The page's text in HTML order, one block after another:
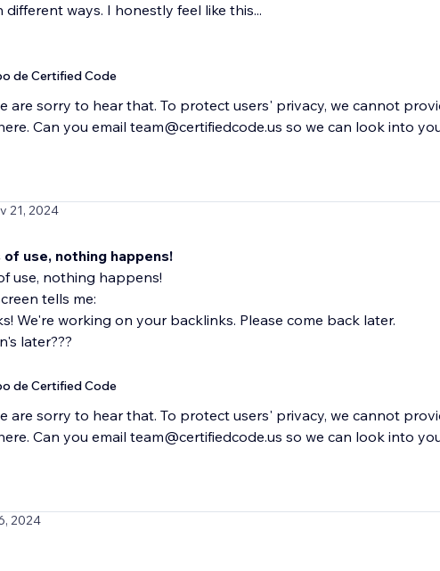
different ways. I honestly feel like this...
de Certified Code
are sorry to hear that. To protect users' privacy, we cannot
21, 2024
use, nothing happens!
use, nothing happens!
tells me:
We're working on your backlinks. Please come back later.
later???
de Certified Code
are sorry to hear that. To protect users' privacy, we cannot
Can you email team@certifiedcode.us so we can look into
2024